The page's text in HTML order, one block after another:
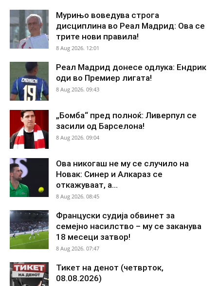
Мурињо воведува строга
дисциплина во Реал Мадрид: Ова се
трите нови правила!
8 Aug 2026. 12:01
Реал Мадрид донесе одлука: Ендрик
оди во Премиер лигата!
8 Aug 2026. 09:43
„Бомба“ пред полноќ: Ливерпул се
засили од Барселона!
8 Aug 2026. 09:04
Ова никогаш не му се случило на
Новак: Синер и Алкараз се
откажуваат, а...
8 Aug 2026. 08:45
Француски судија обвинет за
семејно насилство – му се заканува
18 месеци затвор!
8 Aug 2026. 07:47
Тикет на денот (четврток,
08.08.2026)